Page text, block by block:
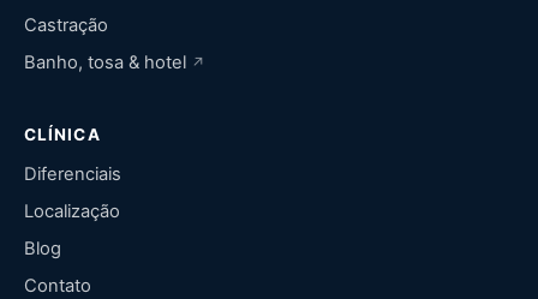
Castração
Banho, tosa & hotel
CLÍNICA
Diferenciais
Localização
Blog
Contato